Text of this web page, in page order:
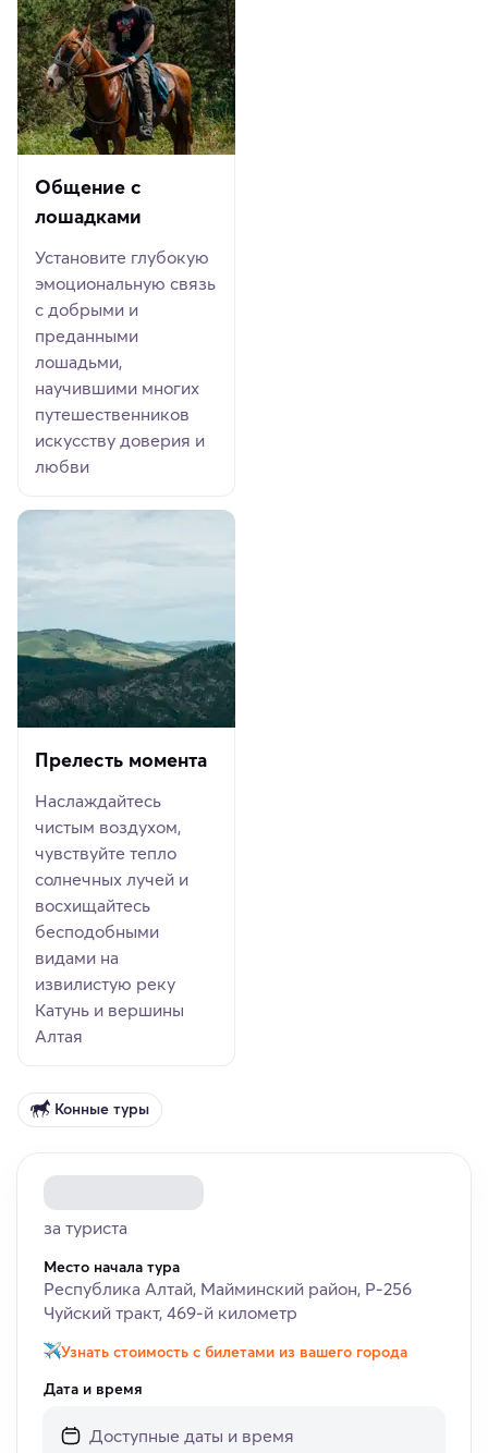
Общение с
лошадками
Установите глубокую
эмоциональную связь
с добрыми и
преданными
лошадьми,
научившими многих
путешественников
искусству доверия и
любви
Прелесть момента
Наслаждайтесь
чистым воздухом,
чувствуйте тепло
солнечных лучей и
восхищайтесь
бесподобными
видами на
извилистую реку
Катунь и вершины
Алтая
Конные туры
за туриста
Место начала тура
Республика Алтай, Майминский район, Р-256
Чуйский тракт, 469-й километр
Узнать стоимость с билетами из вашего города
Дата и время